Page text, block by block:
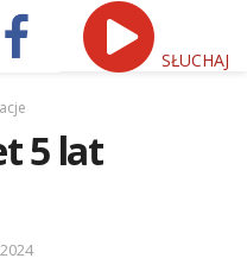
SŁUCHAJ
5 lat